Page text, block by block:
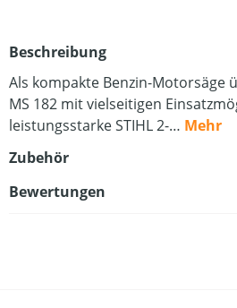
Beschreibung
Als kompakte Benzin-Motorsäge
MS 182 mit vielseitigen
leistungsstarke STIHL 2-… Mehr
Zubehör
Bewertungen